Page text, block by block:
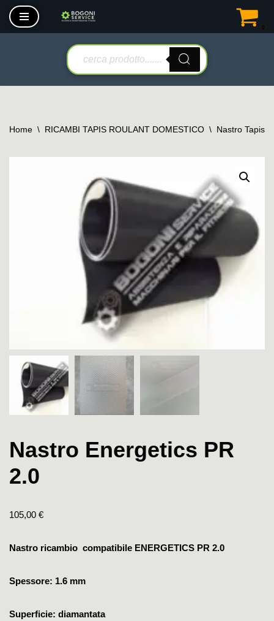
Vai
Home \ RICAMBI TAPIS ROULANT DOMESTICO \ Nastro Tapis
Nastro Energetics PR
2.0
105,00 €
Nastro ricambio compatibile ENERGETICS PR 2.0
Spessore: 1.6 mm
Superficie: diamantata